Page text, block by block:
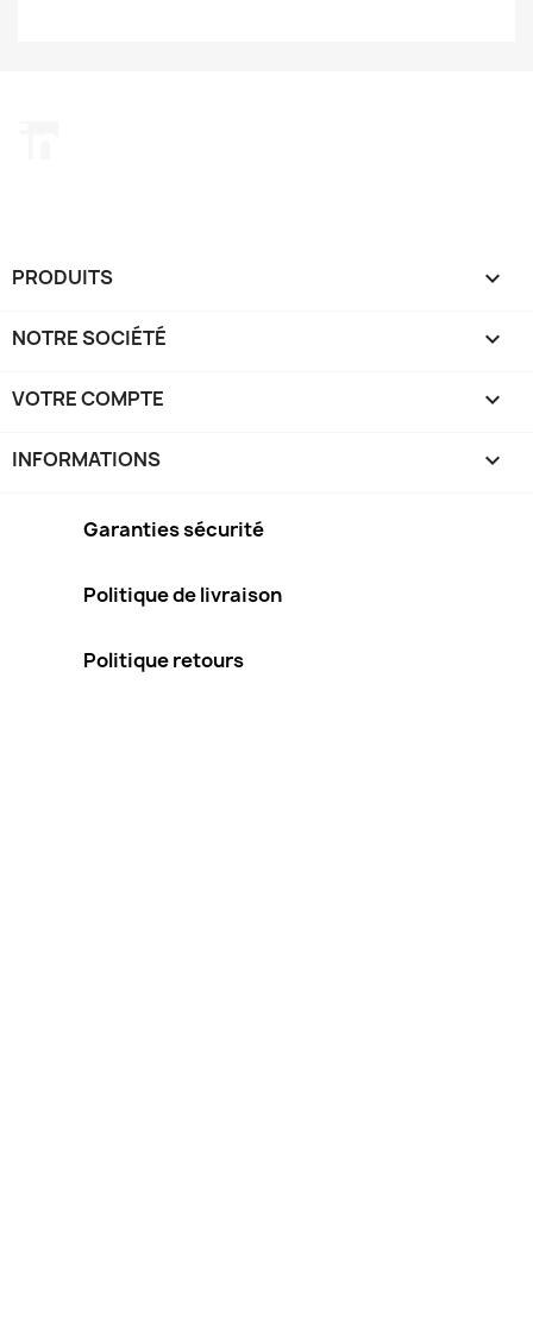
PRODUITS 
NOTRE SOCIÉTÉ 
VOTRE COMPTE 
INFORMATIONS keyboard_arrow_down
Garanties sécurité
Politique de livraison
Politique retours